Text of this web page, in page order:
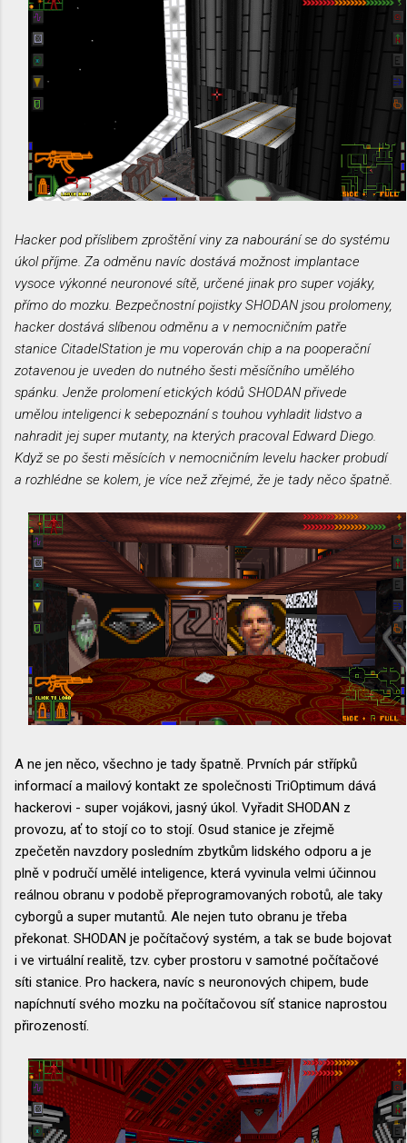
Hacker pod příslibem zproštění viny za nabourání se do systému
úkol příjme. Za odměnu navíc dostává možnost implantace
vysoce výkonné neuronové sítě, určené jinak pro super vojáky,
přímo do mozku. Bezpečnostní pojistky SHODAN jsou prolomeny,
hacker dostává slíbenou odměnu a v nemocničním patře
stanice CitadelStation je mu voperován chip a na pooperační
zotavenou je uveden do nutného šesti měsíčního umělého
spánku. Jenže prolomení etických kódů SHODAN přivede
umělou inteligenci k sebepoznání s touhou vyhladit lidstvo a
nahradit jej super mutanty, na kterých pracoval Edward Diego.
Když se po šesti měsících v nemocničním levelu hacker probudí
a rozhlédne se kolem, je více než zřejmé, že je tady něco špatně.
A ne jen něco, všechno je tady špatně. Prvních pár střípků
informací a mailový kontakt ze společnosti TriOptimum dává
hackerovi - super vojákovi, jasný úkol. Vyřadit SHODAN z
provozu, ať to stojí co to stojí. Osud stanice je zřejmě
zpečetěn navzdory posledním zbytkům lidského odporu a je
plně v područí umělé inteligence, která vyvinula velmi účinnou
reálnou obranu v podobě přeprogramovaných robotů, ale taky
cyborgů a super mutantů. Ale nejen tuto obranu je třeba
překonat. SHODAN je počítačový systém, a tak se bude bojovat
i ve virtuální realitě, tzv. cyber prostoru v samotné počítačové
síti stanice. Pro hackera, navíc s neuronových chipem, bude
napíchnutí svého mozku na počítačovou síť stanice naprostou
přirozeností.